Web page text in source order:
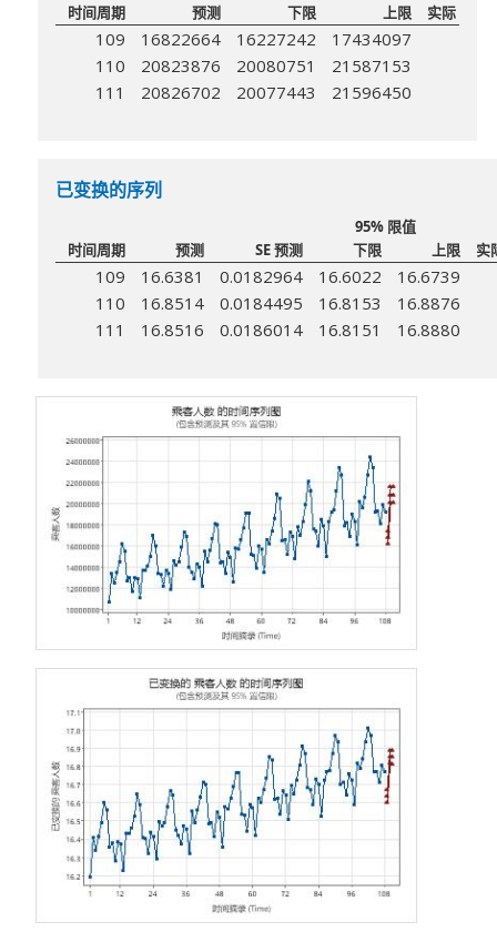
时间周期
预测 下限 上限 实际
109 16822664 16227242
17434097
110
20823876 20080751
21587153
111
20826702 20077443 21596450
已变换的序列
95% 限值
时间周期
预测 SE 预测 下限 上限 实
109 16.6381 0.0182964 16.6022
16.6739
110
16.8514 0.0184495 16.8153
16.8876
111
16.8516 0.0186014 16.8151 16.8880